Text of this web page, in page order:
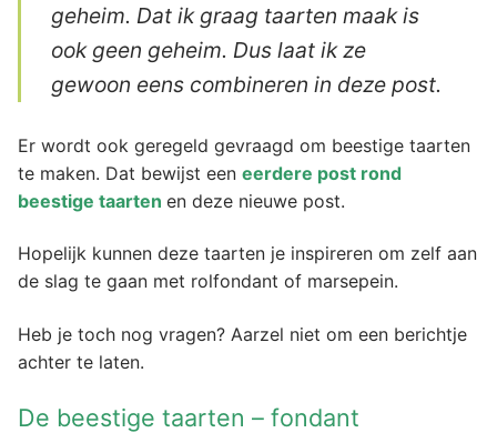
geheim. Dat ik graag taarten maak is
ook geen geheim. Dus laat ik ze
gewoon eens combineren in deze post.
Er wordt ook geregeld gevraagd om beestige taarten
te maken. Dat bewijst een eerdere post rond
beestige taarten en deze nieuwe post.
Hopelijk kunnen deze taarten je inspireren om zelf aan
de slag te gaan met rolfondant of marsepein.
Heb je toch nog vragen? Aarzel niet om een berichtje
achter te laten.
De beestige taarten – fondant